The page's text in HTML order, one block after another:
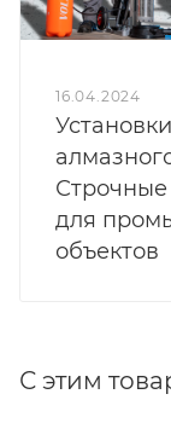
16.04.2024
Установки
Строчные
для
объектов
С этим